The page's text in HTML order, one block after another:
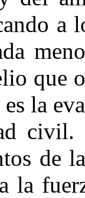
a
que
la
civil.
de
la